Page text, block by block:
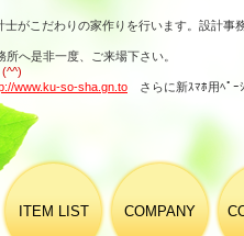
がこだわりの家作りを行います。設計
へ是非一度、ご来場下さい。
www.ku-so-sha.gn.to さらに新ｽﾏﾎ用ﾍﾟｰ
ITEM LIST COMPANY